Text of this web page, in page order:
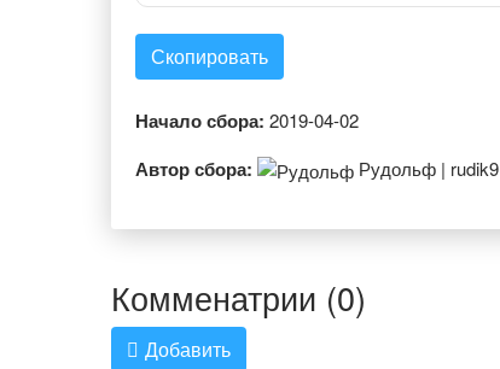
Скопировать
Начало сбора: 2019-04-02
Автор сбора: Рудольф | rudik9
Комменатрии (0)
Добавить